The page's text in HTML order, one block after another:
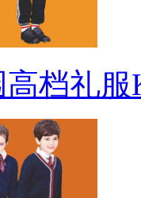
档礼服